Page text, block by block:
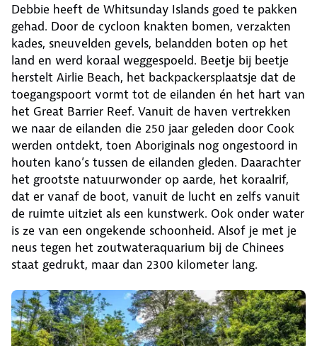
Debbie heeft de Whitsunday Islands goed te pakken
gehad. Door de cycloon knakten bomen, verzakten
kades, sneuvelden gevels, belandden boten op het
land en werd koraal weggespoeld. Beetje bij beetje
herstelt Airlie Beach, het backpackersplaatsje dat de
toegangspoort vormt tot de eilanden én het hart van
het Great Barrier Reef. Vanuit de haven vertrekken
we naar de eilanden die 250 jaar geleden door Cook
werden ontdekt, toen Aboriginals nog ongestoord in
houten kano’s tussen de eilanden gleden. Daarachter
het grootste natuurwonder op aarde, het koraalrif,
dat er vanaf de boot, vanuit de lucht en zelfs vanuit
de ruimte uitziet als een kunstwerk. Ook onder water
is ze van een ongekende schoonheid. Alsof je met je
neus tegen het zoutwateraquarium bij de Chinees
staat gedrukt, maar dan 2300 kilometer lang.